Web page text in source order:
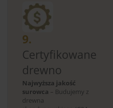
9.
Certyfikowane
drewno
Najwyższa jakość
surowca – Budujemy z
drewna